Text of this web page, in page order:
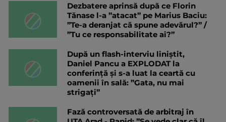
Dezbatere aprinsă după ce Florin
Tănase l-a ”atacat” pe Marius Baciu:
”Te-a deranjat că spune adevărul?” /
”Tu ce responsabilitate ai?”
După un flash-interviu liniștit,
Daniel Pancu a EXPLODAT la
conferință și s-a luat la ceartă cu
oamenii în sală: ”Gata, nu mai
strigați”
Fază controversată de arbitraj în